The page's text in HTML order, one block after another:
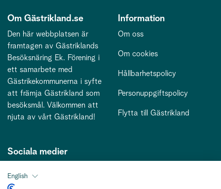
Om Gästrikland.se
Den här webbplatsen är
framtagen av Gästriklands
Besöksnäring Ek. Förening i
ett samarbete med
Gästrikekommunerna i syfte
att främja Gästrikland som
besöksmål. Välkommen att
njuta av vårt Gästrikland!
Information
Om oss
Om cookies
Hållbarhetspolicy
Personuppgiftspolicy
Flytta till Gästrikland
Sociala medier
English